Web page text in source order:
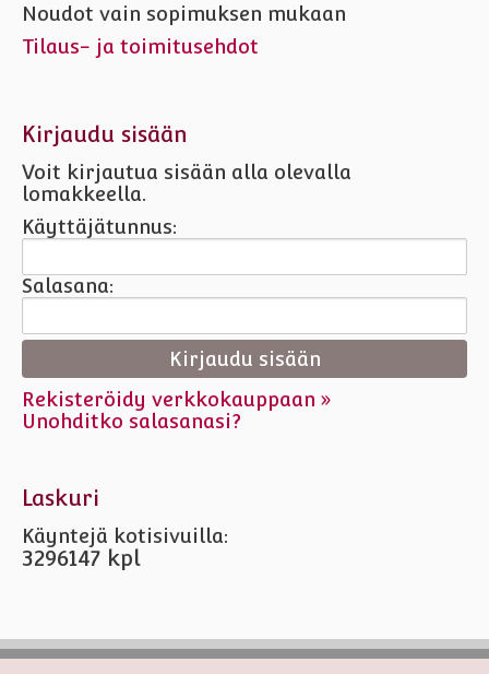
Noudot vain sopimuksen mukaan
Tilaus- ja toimitusehdot
Kirjaudu sisään
Voit kirjautua sisään alla olevalla
lomakkeella.
Käyttäjätunnus:
Salasana:
Rekisteröidy verkkokauppaan »
Unohditko salasanasi?
Laskuri
Käyntejä kotisivuilla:
3296147 kpl